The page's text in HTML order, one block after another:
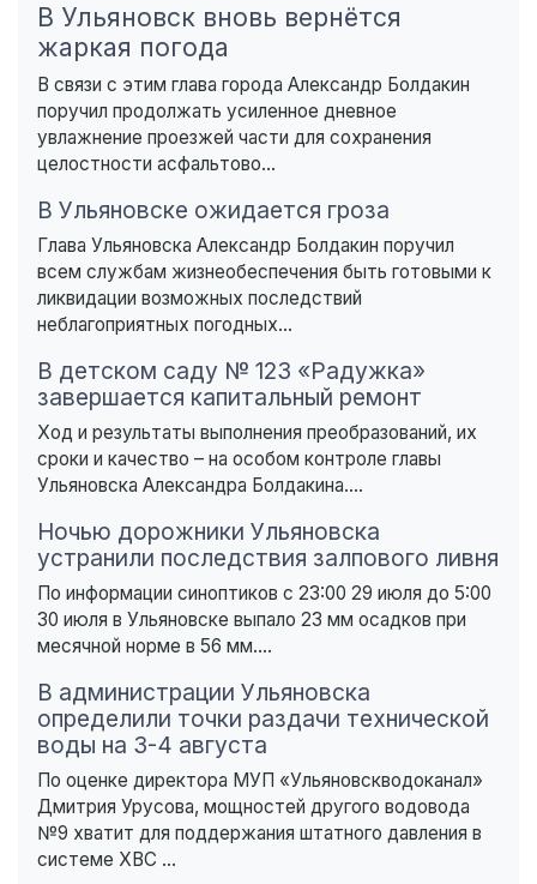
В Ульяновск вновь вернётся
жаркая погода
В связи с этим глава города Александр Болдакин
поручил продолжать усиленное дневное
увлажнение проезжей части для сохранения
целостности асфальтово...
В Ульяновске ожидается гроза
Глава Ульяновска Александр Болдакин поручил
всем службам жизнеобеспечения быть готовыми к
ликвидации возможных последствий
неблагоприятных погодных...
В детском саду № 123 «Радужка»
завершается капитальный ремонт
Ход и результаты выполнения преобразований, их
сроки и качество – на особом контроле главы
Ульяновска Александра Болдакина....
Ночью дорожники Ульяновска
устранили последствия залпового ливня
По информации синоптиков с 23:00 29 июля до 5:00
30 июля в Ульяновске выпало 23 мм осадков при
месячной норме в 56 мм....
В администрации Ульяновска
определили точки раздачи технической
воды на 3-4 августа
По оценке директора МУП «Ульяновскводоканал»
Дмитрия Урусова, мощностей другого водовода
№9 хватит для поддержания штатного давления в
системе ХВС ...